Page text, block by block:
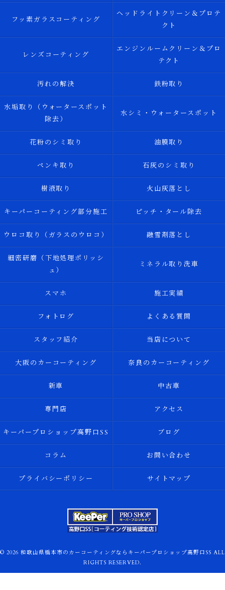
フッ素ガラスコーティング
ヘッドライトクリーン＆プロテ
クト
レンズコーティング
エンジンルームクリーン＆プロ
テクト
汚れの解決 鉄粉取り
水垢取り（ウォータースポット
除去）
水シミ・ウォータースポット
花粉のシミ取り 油膜取り
ペンキ取り 石灰のシミ取り
樹液取り 火山灰落とし
キーパーコーティング部分施工 ピッチ・タール除去
ウロコ取り（ガラスのウロコ） 融雪剤落とし
細密研磨（下地処理ポリッシ
ュ）
ミネラル取り洗車
スマホ 施工実績
フォトログ よくある質問
スタッフ紹介 当店について
大阪のカーコーティング 奈良のカーコーティング
新車 中古車
専門店 アクセス
キーパープロショップ高野口SS ブログ
コラム お問い合わせ
プライバシーポリシー サイトマップ
© 2026 和歌山県橋本市のカーコーティングならキーパープロショップ高野口SS ALL
RIGHTS RESERVED.